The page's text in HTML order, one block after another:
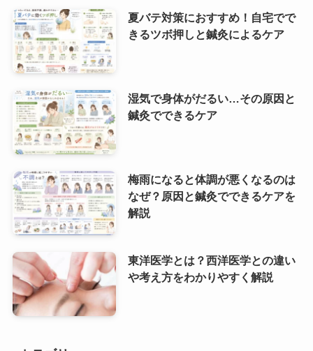
夏バテ対策におすすめ！自宅でで
きるツボ押しと鍼灸によるケア
湿気で身体がだるい…その原因と
鍼灸でできるケア
梅雨になると体調が悪くなるのは
なぜ？原因と鍼灸でできるケアを
解説
東洋医学とは？西洋医学との違い
や考え方をわかりやすく解説